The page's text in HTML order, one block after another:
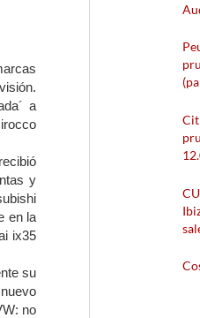
a
y
en la
ix35
su
no